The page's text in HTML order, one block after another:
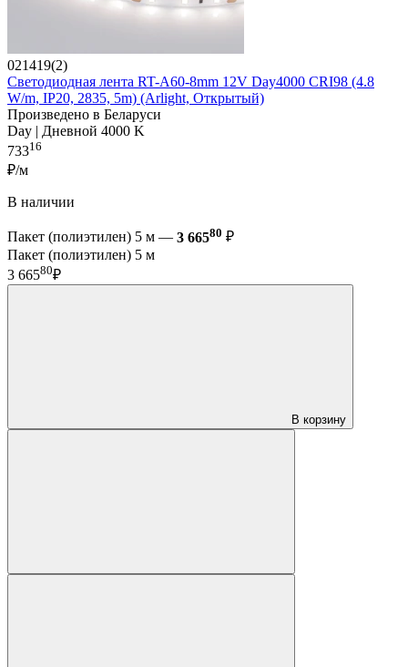
021419(2)
Светодиодная лента RT-A60-8mm 12V Day4000 CRI98 (4.8
W/m, IP20, 2835, 5m) (Arlight, Открытый)
Произведено в Беларуси
Day | Дневной 4000 K
73316
₽/м
В наличии
Пакет (полиэтилен) 5 м — 3 66580 ₽
Пакет (полиэтилен) 5 м
3 66580₽
В корзину